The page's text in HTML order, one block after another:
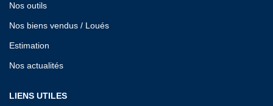
Nos outils
Nos biens vendus / Loués
Estimation
Nos actualités
LIENS UTILES